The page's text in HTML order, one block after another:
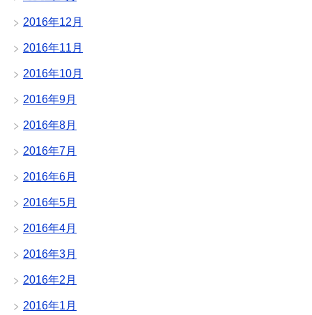
2016年12月
2016年11月
2016年10月
2016年9月
2016年8月
2016年7月
2016年6月
2016年5月
2016年4月
2016年3月
2016年2月
2016年1月